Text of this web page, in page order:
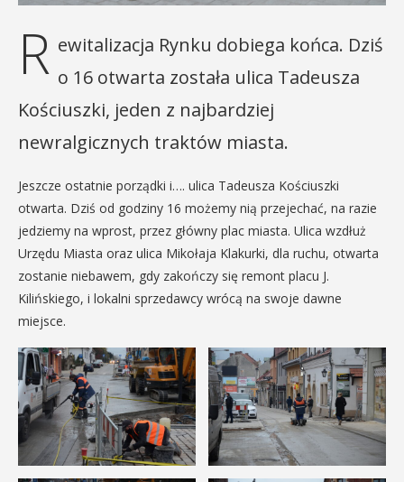
R ewitalizacja Rynku dobiega końca. Dziś
o 16 otwarta została ulica Tadeusza
Kościuszki, jeden z najbardziej
newralgicznych traktów miasta.
Jeszcze ostatnie porządki i…. ulica Tadeusza Kościuszki
otwarta. Dziś od godziny 16 możemy nią przejechać, na razie
jedziemy na wprost, przez główny plac miasta. Ulica wzdłuż
Urzędu Miasta oraz ulica Mikołaja Klakurki, dla ruchu, otwarta
zostanie niebawem, gdy zakończy się remont placu J.
Kilińskiego, i lokalni sprzedawcy wrócą na swoje dawne
miejsce.